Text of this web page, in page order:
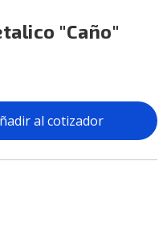
"Caño"
al cotizador